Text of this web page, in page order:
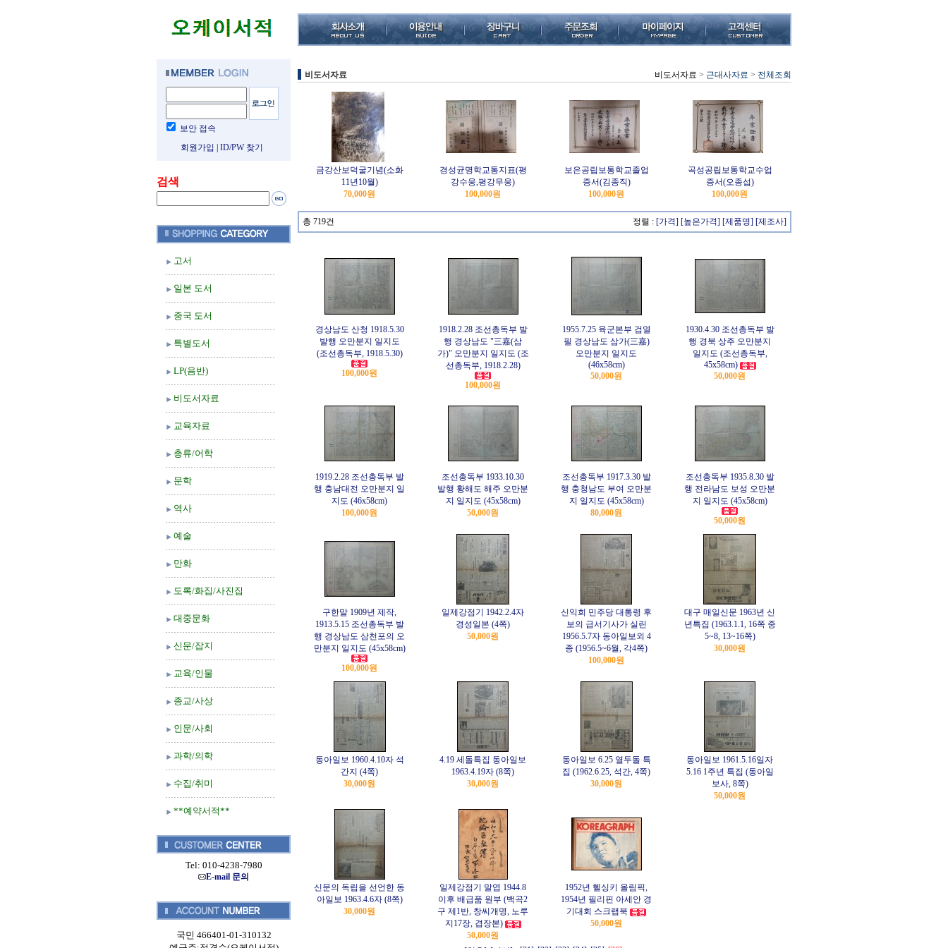
보안 접속
회원가입
ID/PW 찾기
검색
고서
일본 도서
중국 도서
특별도서
LP(음반)
비도서자료
교육자료
총류/어학
문학
역사
예술
만화
도록/화집/사진집
대중문화
신문/잡지
교육/인물
종교/사상
인문/사회
과학/의학
수집/취미
**예약서적**
Tel: 010-4238-7980
E-mail 문의
국민 466401-01-310132
비도서자료 비도서자료 > 근대사자료 > 전체조회
금강산보덕굴기념(소화
11년10월)
70,000원
경성균명학교통지표(평
강수웅,평강무웅)
100,000원
보은공립보통학교졸업
증서(김종직)
100,000원
곡성공립보통학교수업
증서(오종섭)
100,000원
총 719건 정렬 : [가격] [높은가격] [제품명] [제조사]
경상남도 산청 1918.5.30
발행 오만분지 일지도
(조선총독부, 1918.5.30)
100,000원
1918.2.28 조선총독부 발
행 경상남도 "三嘉(삼
가)" 오만분지 일지도 (조
선총독부, 1918.2.28)
100,000원
1955.7.25 육군본부 검열
필 경상남도 삼가(三嘉)
오만분지 일지도
(46x58cm)
50,000원
1930.4.30 조선총독부 발
행 경북 상주 오만분지
일지도 (조선총독부,
45x58cm)
50,000원
1919.2.28 조선총독부 발
행 충남대전 오만분지 일
지도 (46x58cm)
100,000원
조선총독부 1933.10.30
발행 황해도 해주 오만분
지 일지도 (45x58cm)
50,000원
조선총독부 1917.3.30 발
행 충청남도 부여 오만분
지 일지도 (45x58cm)
80,000원
조선총독부 1935.8.30 발
행 전라남도 보성 오만분
지 일지도 (45x58cm)
50,000원
구한말 1909년 제작,
1913.5.15 조선총독부 발
행 경상남도 삼천포의 오
만분지 일지도 (45x58cm)
100,000원
일제강점기 1942.2.4자
경성일본 (4쪽)
50,000원
신익희 민주당 대통령 후
보의 급서기사가 실린
1956.5.7자 동아일보외 4
종 (1956.5~6월, 각4쪽)
100,000원
대구 매일신문 1963년 신
년특집 (1963.1.1, 16쪽 중
5~8, 13~16쪽)
30,000원
동아일보 1960.4.10자 석
간지 (4쪽)
30,000원
4.19 세돌특집 동아일보
1963.4.19자 (8쪽)
30,000원
동아일보 6.25 열두돌 특
집 (1962.6.25, 석간, 4쪽)
30,000원
동아일보 1961.5.16일자
5.16 1주년 특집 (동아일
보사, 8쪽)
50,000원
신문의 독립을 선언한 동
아일보 1963.4.6자 (8쪽)
30,000원
일제강점기 말엽 1944.8
이후 배급품 원부 (백곡2
구 제1반, 창씨개명, 노루
지17장, 겹장본)
50,000원
1952년 헬싱키 올림픽,
1954년 필리핀 아세안 경
기대회 스크랩북
50,000원